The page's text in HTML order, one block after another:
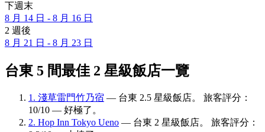
下週末
8 月 14 日 - 8 月 16 日
2 週後
8 月 21 日 - 8 月 23 日
台東 5 間最佳 2 星級飯店一覽
1. 淺草雷門竹乃宿 — 台東 2.5 星級飯店。 旅客評分：
10/10 — 好極了。
2. Hop Inn Tokyo Ueno — 台東 2 星級飯店。 旅客評分：